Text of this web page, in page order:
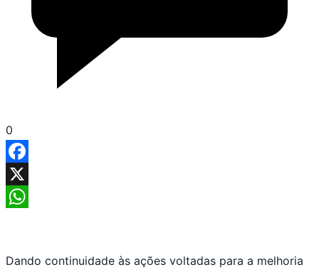
0
Facebook
X
Dando continuidade às ações voltadas para a melhoria